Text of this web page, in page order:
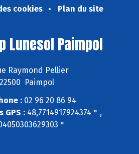
cookies
Plan du site
Lunesol Paimpol
Raymond Pellier
22500 Paimpol
:02 96 20 86 94
GPS :48,7714917924374 ° ,
°